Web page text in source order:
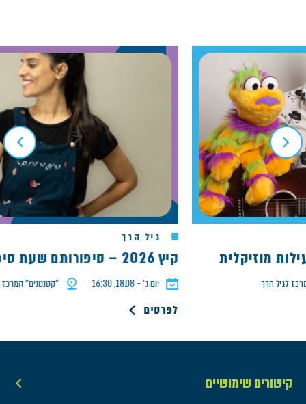
הרך
גיל הרך
קיץ 2026 – סיפורותם שעת סיפור הדג המבולבל
יום ג׳ - 18.08, 16:30 "קטנטנים" המרכז לגיל
לפרטים
קישורים שימושיים